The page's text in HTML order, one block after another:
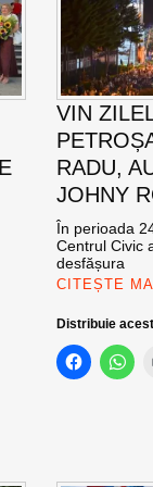
VIN
RADU,
JOHNY
În perioada
Centrul Civic
desfășura
CITEȘTE
Distribuie